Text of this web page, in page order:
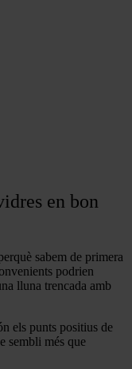
en bon
sabem de primera
podrien
lluna trencada amb
els punts positius de
sembli més que